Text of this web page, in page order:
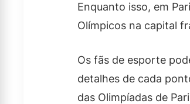
Enquanto isso, em
Olímpicos na capital
Os fãs de esporte
detalhes de cada
das Olimpíadas de